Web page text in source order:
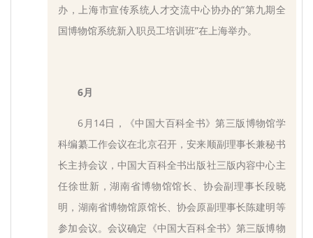
办，上海市宣传系统人才交流中心协办的“第九期全
国博物馆系统新入职员工培训班”在上海举办。
6月
6月14日，《中国大百科全书》第三版博物馆学
科编纂工作会议在北京召开，安来顺副理事长兼秘书
长主持会议，中国大百科全书出版社三版内容中心主
任徐世新，湖南省博物馆馆长、协会副理事长段晓
明，湖南省博物馆原馆长、协会原副理事长陈建明等
参加会议。会议确定《中国大百科全书》第三版博物